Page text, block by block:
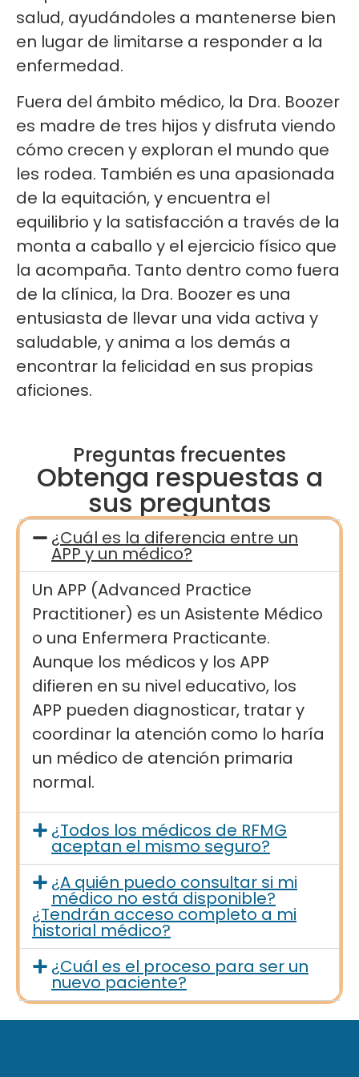
salud, ayudándoles a mantenerse bien
en lugar de limitarse a responder a la
enfermedad.
Fuera del ámbito médico, la Dra. Boozer
es madre de tres hijos y disfruta viendo
cómo crecen y exploran el mundo que
les rodea. También es una apasionada
de la equitación, y encuentra el
equilibrio y la satisfacción a través de la
monta a caballo y el ejercicio físico que
la acompaña. Tanto dentro como fuera
de la clínica, la Dra. Boozer es una
entusiasta de llevar una vida activa y
saludable, y anima a los demás a
encontrar la felicidad en sus propias
aficiones.
Preguntas frecuentes
Obtenga respuestas a
sus preguntas
¿Cuál es la diferencia entre un
APP y un médico?
Un APP (Advanced Practice
Practitioner) es un Asistente Médico
o una Enfermera Practicante.
Aunque los médicos y los APP
difieren en su nivel educativo, los
APP pueden diagnosticar, tratar y
coordinar la atención como lo haría
un médico de atención primaria
normal.
¿Todos los médicos de RFMG
aceptan el mismo seguro?
¿A quién puedo consultar si mi
médico no está disponible?
¿Tendrán acceso completo a mi
historial médico?
¿Cuál es el proceso para ser un
nuevo paciente?